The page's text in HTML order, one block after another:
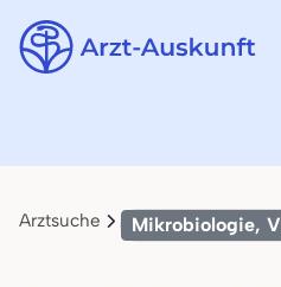
Arztsuche Mikrobiologie,